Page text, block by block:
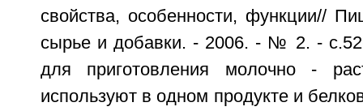
свойства, особенности, функции//
сырье и добавки. - 2006. - № 2. -
для приготовления молочно -
используют в одном продукте и